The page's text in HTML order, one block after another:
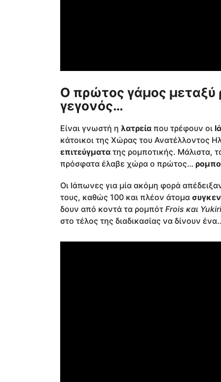
Ο πρώτος γάμος μεταξύ
γεγονός…
Είναι γνωστή η λατρεία που τρέφουν οι
κάτοικοι της Χώρας του Ανατέλλοντος
επιτεύγματα της ρομποτικής. Μάλιστα,
πρόσφατα έλαβε χώρα ο πρώτος…
Οι Ιάπωνες για μία ακόμη φορά
τους, καθώς 100 και πλέον άτομα
δουν από κοντά τα ρομπότ Frois και
στο τέλος της διαδικασίας να δίνουν